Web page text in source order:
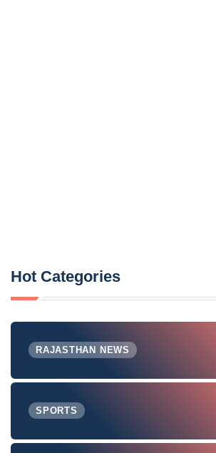
Hot Categories
RAJASTHAN NEWS
SPORTS